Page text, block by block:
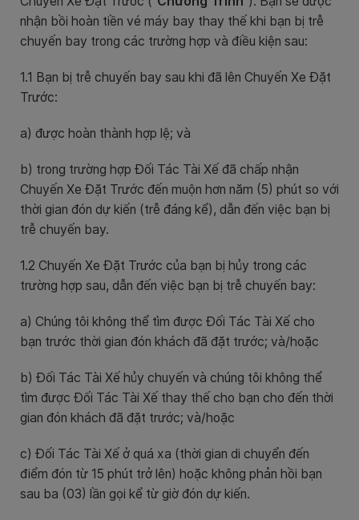
nhận bồi hoàn tiền vé máy bay thay thế khi bạn bị trễ
chuyến bay trong các trường hợp và điều kiện sau:
1.1 Bạn bị trễ chuyến bay sau khi đã lên Chuyến Xe Đặt
Trước:
a) được hoàn thành hợp lệ; và
b) trong trường hợp Đối Tác Tài Xế đã chấp nhận
Chuyến Xe Đặt Trước đến muộn hơn năm (5) phút so với
thời gian đón dự kiến ​​(trễ đáng kể), dẫn đến việc bạn bị
trễ chuyến bay.
1.2 Chuyến Xe Đặt Trước của bạn bị hủy trong các
trường hợp sau, dẫn đến việc bạn bị trễ chuyến bay:
a) Chúng tôi không thể tìm được Đối Tác Tài Xế cho
bạn trước thời gian đón khách đã đặt trước; và/hoặc
b) Đối Tác Tài Xế hủy chuyến và chúng tôi không thể
tìm được Đối Tác Tài Xế thay thế cho bạn cho đến thời
gian đón khách đã đặt trước; và/hoặc
c) Đối Tác Tài Xế ở quá xa (thời gian di chuyển đến
điểm đón từ 15 phút trở lên) hoặc không phản hồi bạn
sau ba (03) lần gọi kể từ giờ đón dự kiến.